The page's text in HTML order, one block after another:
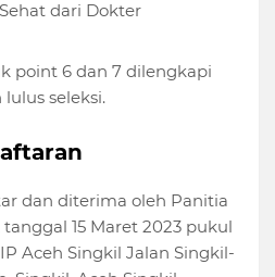
dari Dokter
point 6 dan 7 dilengkapi
seleksi.
dan diterima oleh Panitia
15 Maret 2023 pukul
Aceh Singkil Jalan Singkil-